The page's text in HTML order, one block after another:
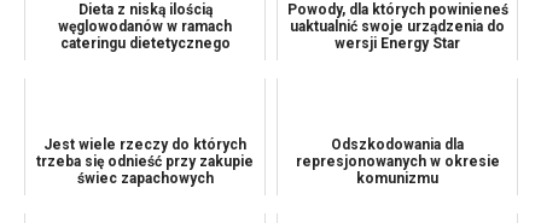
Dieta z niską ilością
węglowodanów w ramach
cateringu dietetycznego
Powody, dla których powinieneś
uaktualnić swoje urządzenia do
wersji Energy Star
Jest wiele rzeczy do których
trzeba się odnieść przy zakupie
świec zapachowych
Odszkodowania dla
represjonowanych w okresie
komunizmu